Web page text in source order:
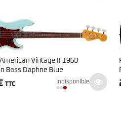
Serie Stingray Ray2
Serie Stingray Ray4/5
Serie Stingray Ray24/
Serie Stingray Ray34/
Warwick / Rockbass
Serie BB
Vintage II 1960
Bass Daphne Blue
TTC Indisponible